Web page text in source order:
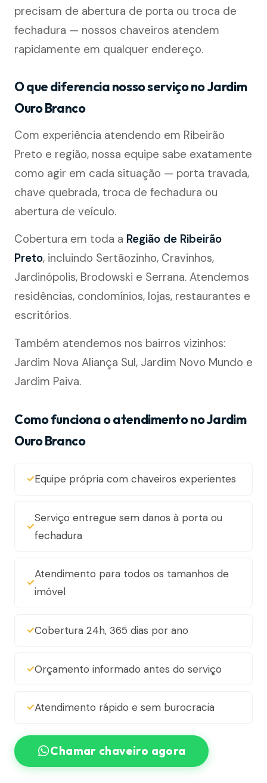
precisam de abertura de porta ou troca de
fechadura — nossos chaveiros atendem
rapidamente em qualquer endereço.
O que diferencia nosso serviço no Jardim
Ouro Branco
Com experiência atendendo em Ribeirão
Preto e região, nossa equipe sabe exatamente
como agir em cada situação — porta travada,
chave quebrada, troca de fechadura ou
abertura de veículo.
Cobertura em toda a Região de Ribeirão
Preto, incluindo Sertãozinho, Cravinhos,
Jardinópolis, Brodowski e Serrana. Atendemos
residências, condomínios, lojas, restaurantes e
escritórios.
Também atendemos nos bairros vizinhos:
Jardim Nova Aliança Sul, Jardim Novo Mundo e
Jardim Paiva.
Como funciona o atendimento no Jardim
Ouro Branco
Equipe própria com chaveiros experientes
Serviço entregue sem danos à porta ou
fechadura
Atendimento para todos os tamanhos de
imóvel
Cobertura 24h, 365 dias por ano
Orçamento informado antes do serviço
Atendimento rápido e sem burocracia
Chamar chaveiro agora